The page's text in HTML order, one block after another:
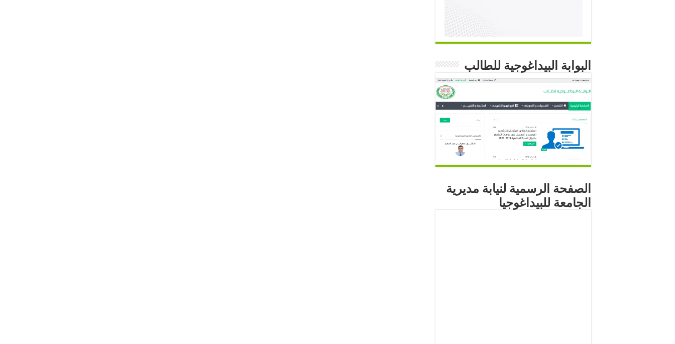
البوابة البيداغوجية للطالب
الصفحة الرسمية لنيابة مديرية
الجامعة للبيداغوجيا